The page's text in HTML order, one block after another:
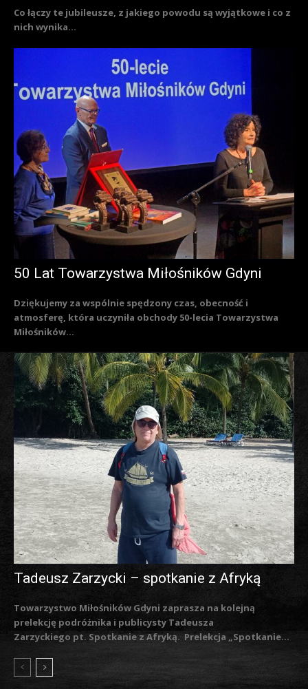
Co łączy te jubileusze, z jakiego powodu są wyjątkowe i co z
nich wynika...
50 Lat Towarzystwa Miłośników Gdyni
Dziękujemy za wspólnie spędzony czas, obecność i
atmosferę, która uczyniła obchody 50-lecia Towarzystwa
Miłośników...
Tadeusz Zarzycki – spotkanie z Afryką
Towarzystwo Miłośników Gdyni zaprasza na kolejną
prelekcję podróżnika i publicysty Tadeusza
Zarzyckiego pt. Spotkanie z Afryką. Prelekcja „Spotkanie...